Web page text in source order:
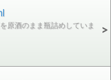
原酒のまま瓶詰めしていま